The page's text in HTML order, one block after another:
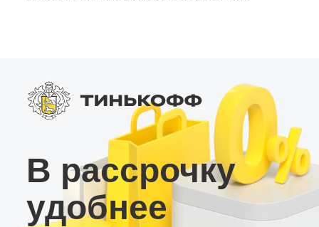
так и для сложных сценариев управления
камерами и мультимедиа. Выбирайте
надёжную андроид-магнитолу для комфорта и
современного опыта вождения!
В рассрочку
удобнее